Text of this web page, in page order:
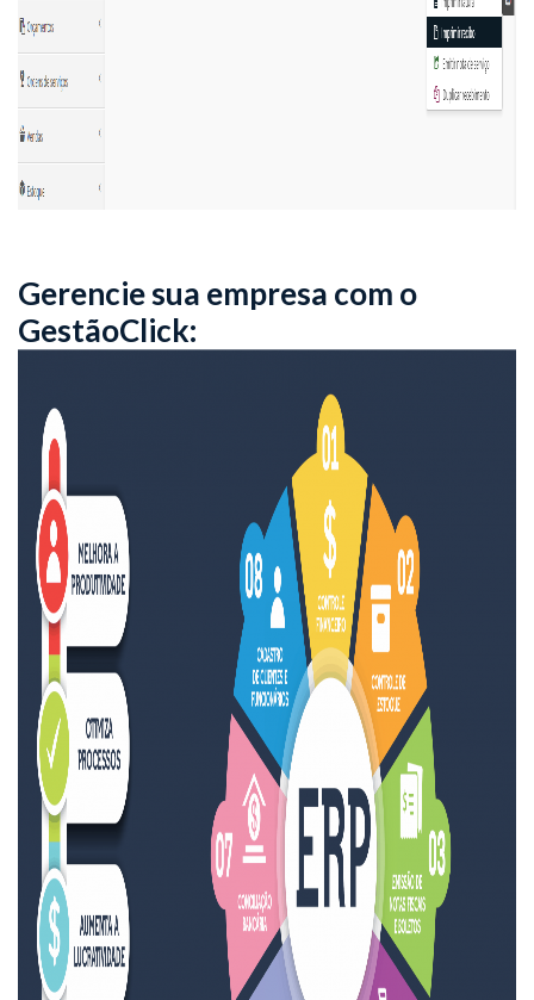
Gerencie sua empresa com o
GestãoClick: